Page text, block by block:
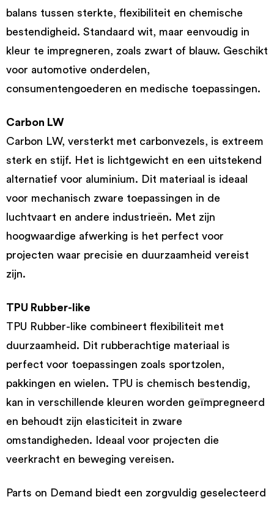
balans tussen sterkte, flexibiliteit en chemische
bestendigheid. Standaard wit, maar eenvoudig in
kleur te impregneren, zoals zwart of blauw. Geschikt
voor automotive onderdelen,
consumentengoederen en medische toepassingen.
Carbon LW
Carbon LW, versterkt met carbonvezels, is extreem
sterk en stijf. Het is lichtgewicht en een uitstekend
alternatief voor aluminium. Dit materiaal is ideaal
voor mechanisch zware toepassingen in de
luchtvaart en andere industrieën. Met zijn
hoogwaardige afwerking is het perfect voor
projecten waar precisie en duurzaamheid vereist
zijn.
TPU Rubber-like
TPU Rubber-like combineert flexibiliteit met
duurzaamheid. Dit rubberachtige materiaal is
perfect voor toepassingen zoals sportzolen,
pakkingen en wielen. TPU is chemisch bestendig,
kan in verschillende kleuren worden geïmpregneerd
en behoudt zijn elasticiteit in zware
omstandigheden. Ideaal voor projecten die
veerkracht en beweging vereisen.
Parts on Demand biedt een zorgvuldig geselecteerd